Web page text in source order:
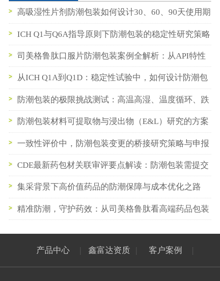
高吸湿性片剂防潮包装如何设计30、60、90天使用期
验证？
ICH Q1与Q6A指导原则下防潮包装的稳定性研究策略
司美格鲁肽口服片防潮包装案例全解析：从API特性
到瓶盖设计
从ICH Q1A到Q1D：稳定性试验中，如何设计防潮包
装测试？
防潮包装的极限挑战测试：高温高湿、温度循环、跌
落测试的设计
防潮包装材料可提取物与浸出物（E&L）研究的方案
设计与风险评估
一致性评价中，防潮包装变更的桥接研究策略与申报
要点
CDE最新药包材关联审评要点解读：防潮包装需提交
的关键研究数据指南
集采背景下高价值药品的防潮保障与成本优化之路
精准防潮，守护药效：从司美格鲁肽看高端药品包装
产品中心 | 鑫富达资质 | 客户案例 |